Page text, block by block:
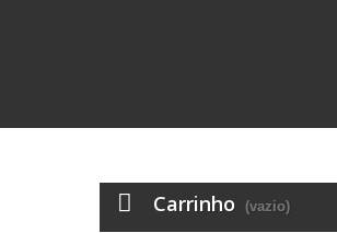
Carrinho (vazio)